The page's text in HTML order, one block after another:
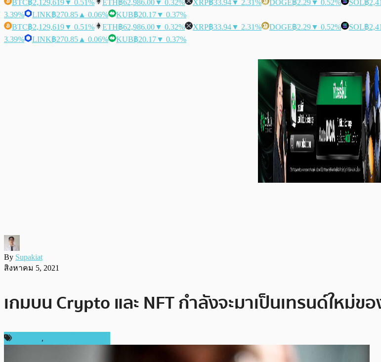
BTC฿2,129,619▼ 0.51% ETH฿62,986.00▼ 0.32% XRP฿33.94▼ 2.31% DOGE฿2.29▼ 0.52% SOL฿
3.39%
LINK฿270.85 ▲ 0.06% KUB฿20.17▼ 0.37%
BTC฿2,129,619▼ 0.51% ETH฿62,986.00▼ 0.32% XRP฿33.94▼ 2.31% DOGE฿2.29▼ 0.52% SOL฿
3.39%
LINK฿270.85 ▲ 0.06% KUB฿20.17▼ 0.37%
By Supakiat
สิงหาคม 5, 2021
เกมบน Crypto และ NFT กำลังจะมาเป็นเทรนด์ใหม่ข
,